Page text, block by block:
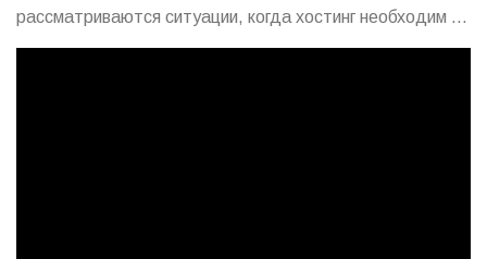
рассматриваются ситуации, когда хостинг необходим и
когда можно обойтись без него. Узнайте, как выбрать